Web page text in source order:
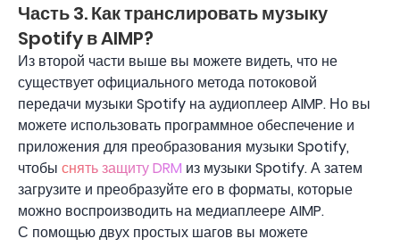
Часть 3. Как транслировать музыку
Spotify в AIMP?
Из второй части выше вы можете видеть, что не
существует официального метода потоковой
передачи музыки Spotify на аудиоплеер AIMP. Но вы
можете использовать программное обеспечение и
приложения для преобразования музыки Spotify,
чтобы снять защиту DRM из музыки Spotify. А затем
загрузите и преобразуйте его в форматы, которые
можно воспроизводить на медиаплеере AIMP.
С помощью двух простых шагов вы можете